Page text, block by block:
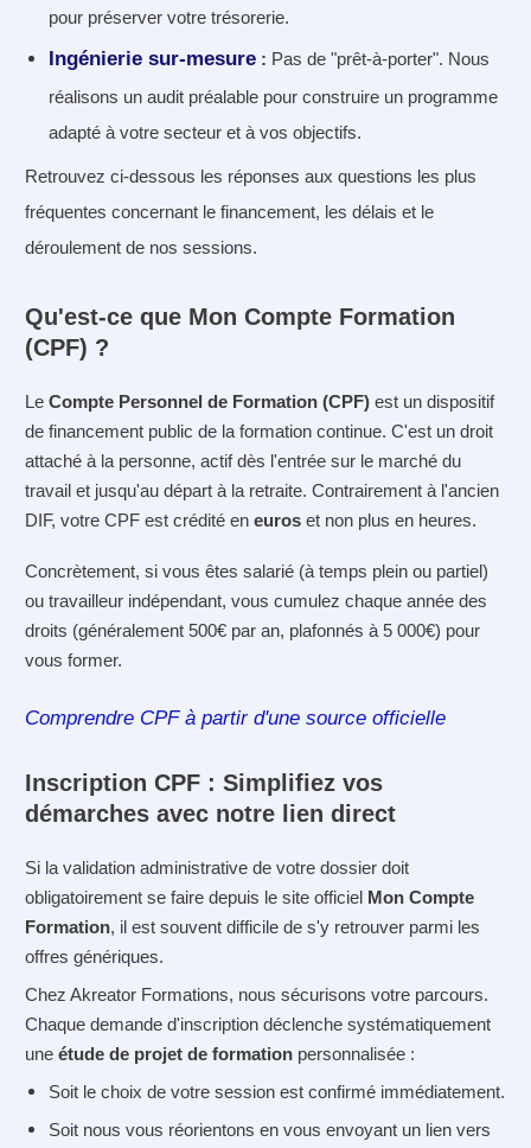
pour préserver votre trésorerie.
Ingénierie sur-mesure : Pas de "prêt-à-porter". Nous
réalisons un audit préalable pour construire un programme
adapté à votre secteur et à vos objectifs.
Retrouvez ci-dessous les réponses aux questions les plus
fréquentes concernant le financement, les délais et le
déroulement de nos sessions.
Qu'est-ce que Mon Compte Formation
(CPF) ?
Le Compte Personnel de Formation (CPF) est un dispositif
de financement public de la formation continue. C'est un droit
attaché à la personne, actif dès l'entrée sur le marché du
travail et jusqu'au départ à la retraite. Contrairement à l'ancien
DIF, votre CPF est crédité en euros et non plus en heures.
Concrètement, si vous êtes salarié (à temps plein ou partiel)
ou travailleur indépendant, vous cumulez chaque année des
droits (généralement 500€ par an, plafonnés à 5 000€) pour
vous former.
Comprendre CPF à partir d'une source officielle
Inscription CPF : Simplifiez vos
démarches avec notre lien direct
Si la validation administrative de votre dossier doit
obligatoirement se faire depuis le site officiel Mon Compte
Formation, il est souvent difficile de s'y retrouver parmi les
offres génériques.
Chez Akreator Formations, nous sécurisons votre parcours.
Chaque demande d'inscription déclenche systématiquement
une étude de projet de formation personnalisée :
Soit le choix de votre session est confirmé immédiatement.
Soit nous vous réorientons en vous envoyant un lien vers